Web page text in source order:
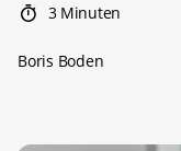
3 Minuten
Boris Boden